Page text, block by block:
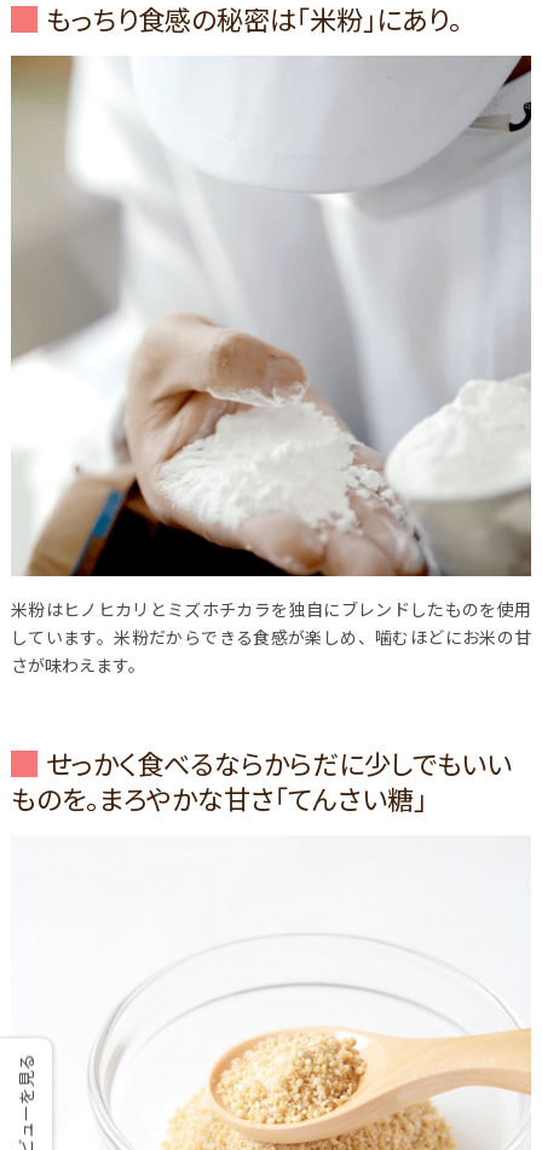
もっちり食感の秘密は「米粉」にあり。
米粉はヒノヒカリとミズホチカラを独自にブレンドしたものを使用
しています。米粉だからできる食感が楽しめ、噛むほどにお米の甘
さが味わえます。
せっかく食べるならからだに少しでもいい
ものを。まろやかな甘さ「てんさい糖」
レビューを見る